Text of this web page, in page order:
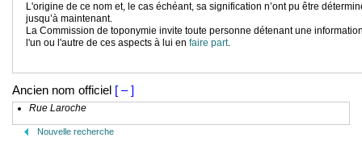
L'origine de ce nom et, le cas échéant, sa signification n’ont pu être
jusqu’à maintenant.
La Commission de toponymie invite toute personne détenant une
l'un ou l'autre de ces aspects à lui en faire part.
Ancien nom officiel [ – ]
Rue Laroche
Nouvelle recherche